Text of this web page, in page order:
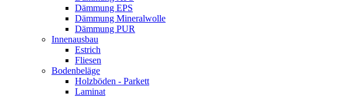
Dämmung EPS
Dämmung Mineralwolle
Dämmung PUR
Innenausbau
Estrich
Fliesen
Bodenbeläge
Holzböden - Parkett
Laminat